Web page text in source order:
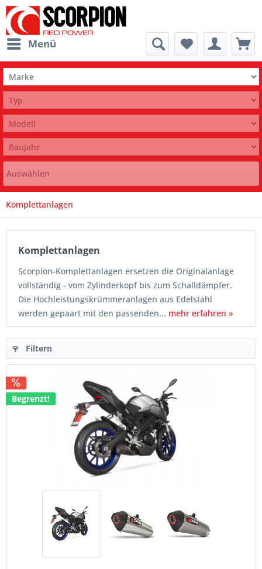
Menü
Auswählen
Komplettanlagen
Komplettanlagen
Scorpion-Komplettanlagen ersetzen die Originalanlage
vollständig - vom Zylinderkopf bis zum Schalldämpfer.
Die Hochleistungskrümmeranlagen aus Edelstahl
werden gepaart mit den passenden... mehr erfahren »
Filtern
Begrenzt!